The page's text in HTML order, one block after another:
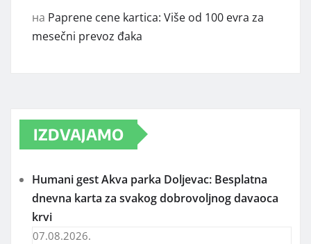
на Paprene cene kartica: Više od 100 evra za
mesečni prevoz đaka
IZDVAJAMO
Humani gest Akva parka Doljevac: Besplatna
dnevna karta za svakog dobrovoljnog davaoca
krvi
07.08.2026.